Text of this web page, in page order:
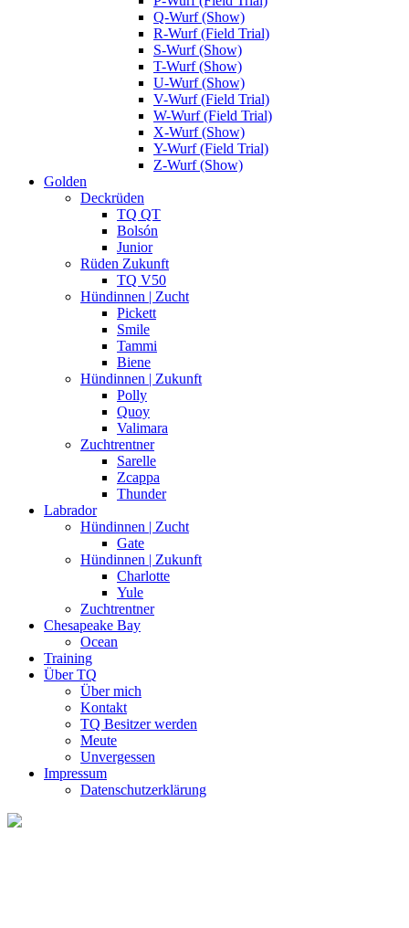
Q-Wurf (Show)
R-Wurf (Field Trial)
S-Wurf (Show)
T-Wurf (Show)
U-Wurf (Show)
V-Wurf (Field Trial)
W-Wurf (Field Trial)
X-Wurf (Show)
Y-Wurf (Field Trial)
Z-Wurf (Show)
Golden
Deckrüden
TQ QT
Bolsón
Junior
Rüden Zukunft
TQ V50
Hündinnen | Zucht
Pickett
Smile
Tammi
Biene
Hündinnen | Zukunft
Polly
Quoy
Valimara
Zuchtrentner
Sarelle
Zcappa
Thunder
Labrador
Hündinnen | Zucht
Gate
Hündinnen | Zukunft
Charlotte
Yule
Zuchtrentner
Chesapeake Bay
Ocean
Training
Über TQ
Über mich
Kontakt
TQ Besitzer werden
Meute
Unvergessen
Impressum
Datenschutzerklärung